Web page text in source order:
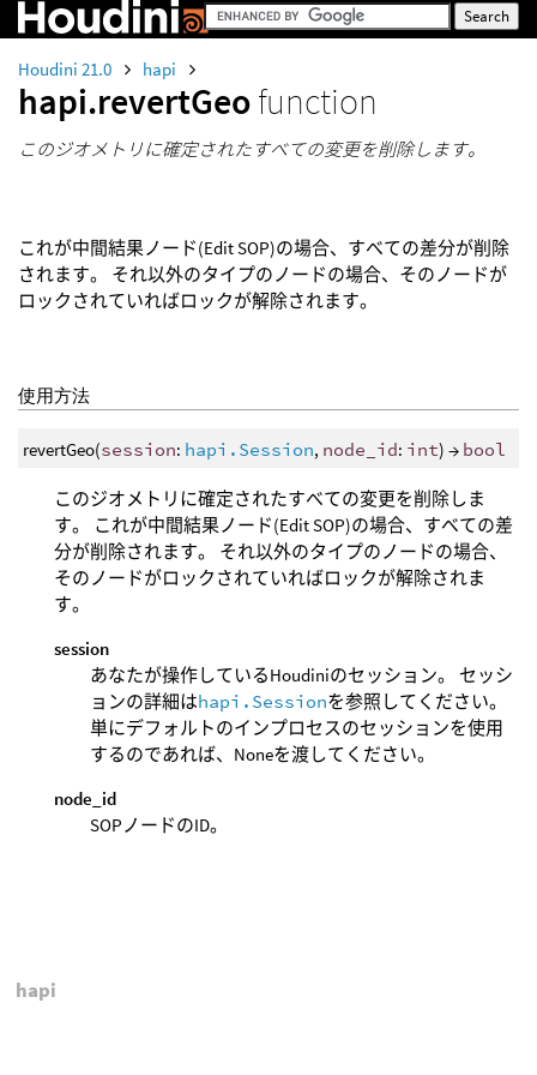
Houdini 21.0 hapi
hapi.revertGeofunction
このジオメトリに確定されたすべての変更を削除します。
これが中間結果ノード(Edit SOP)の場合、すべての差分が削除
されます。 それ以外のタイプのノードの場合、そのノードが
ロックされていればロックが解除されます。
使用方法
revertGeo(session: hapi.Session, node_id: int) → bool
このジオメトリに確定されたすべての変更を削除しま
す。 これが中間結果ノード(Edit SOP)の場合、すべての差
分が削除されます。 それ以外のタイプのノードの場合、
そのノードがロックされていればロックが解除されま
す。
session
あなたが操作しているHoudiniのセッション。 セッシ
ョンの詳細はhapi.Sessionを参照してください。
単にデフォルトのインプロセスのセッションを使用
するのであれば、Noneを渡してください。
node_id
SOPノードのID。
hapi